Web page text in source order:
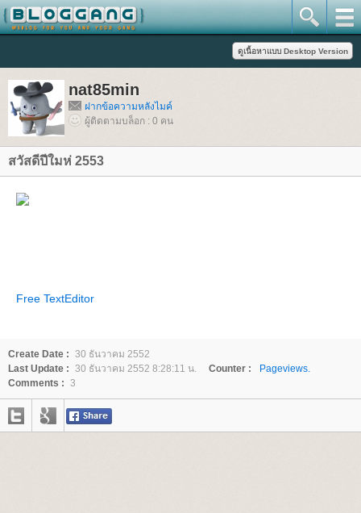
nat85min
ฝากข้อความหลังไมค์
ผู้ติดตามบล็อก : 0 คน
สวัสดีปีใมห่ 2553
Free TextEditor
Create Date : 30 ธันวาคม 2552
Last Update : 30 ธันวาคม 2552 8:28:11 น. Counter :
Pageviews.
Comments : 3